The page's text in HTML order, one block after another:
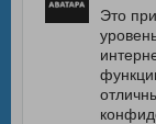
Это